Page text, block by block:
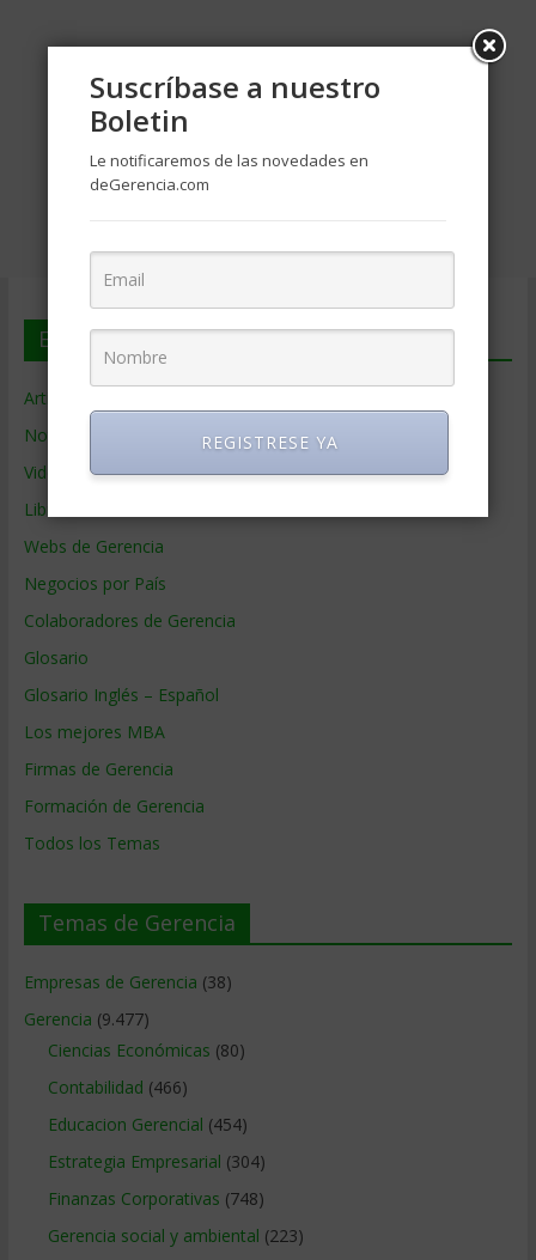
En deGerencia.com
Artículos de Gerencia
Noticias de Gerencia
Videos de Gerencia
Libros de Gerencia
Webs de Gerencia
Negocios por País
Colaboradores de Gerencia
Glosario
Glosario Inglés – Español
Los mejores MBA
Firmas de Gerencia
Formación de Gerencia
Todos los Temas
Temas de Gerencia
Empresas de Gerencia (38)
Gerencia (9.477)
Ciencias Económicas (80)
Contabilidad (466)
Educacion Gerencial (454)
Estrategia Empresarial (304)
Finanzas Corporativas (748)
Gerencia social y ambiental (223)
Suscríbase a nuestro
Boletin
Le notificaremos de las novedades en
deGerencia.com
REGISTRESE YA